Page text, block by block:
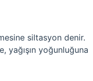
siltasyon denir.
yağışın yoğunluğuna